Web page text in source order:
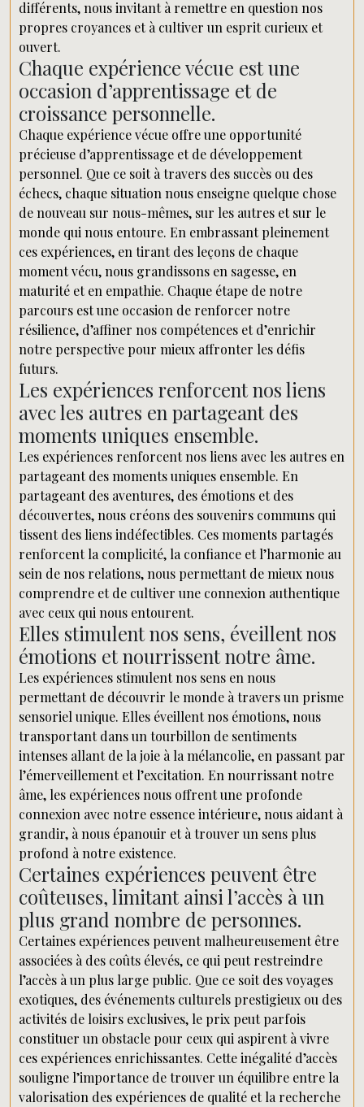
différents, nous invitant à remettre en question nos
propres croyances et à cultiver un esprit curieux et
ouvert.
Chaque expérience vécue est une
occasion d’apprentissage et de
croissance personnelle.
Chaque expérience vécue offre une opportunité
précieuse d’apprentissage et de développement
personnel. Que ce soit à travers des succès ou des
échecs, chaque situation nous enseigne quelque chose
de nouveau sur nous-mêmes, sur les autres et sur le
monde qui nous entoure. En embrassant pleinement
ces expériences, en tirant des leçons de chaque
moment vécu, nous grandissons en sagesse, en
maturité et en empathie. Chaque étape de notre
parcours est une occasion de renforcer notre
résilience, d’affiner nos compétences et d’enrichir
notre perspective pour mieux affronter les défis
futurs.
Les expériences renforcent nos liens
avec les autres en partageant des
moments uniques ensemble.
Les expériences renforcent nos liens avec les autres en
partageant des moments uniques ensemble. En
partageant des aventures, des émotions et des
découvertes, nous créons des souvenirs communs qui
tissent des liens indéfectibles. Ces moments partagés
renforcent la complicité, la confiance et l’harmonie au
sein de nos relations, nous permettant de mieux nous
comprendre et de cultiver une connexion authentique
avec ceux qui nous entourent.
Elles stimulent nos sens, éveillent nos
émotions et nourrissent notre âme.
Les expériences stimulent nos sens en nous
permettant de découvrir le monde à travers un prisme
sensoriel unique. Elles éveillent nos émotions, nous
transportant dans un tourbillon de sentiments
intenses allant de la joie à la mélancolie, en passant par
l’émerveillement et l’excitation. En nourrissant notre
âme, les expériences nous offrent une profonde
connexion avec notre essence intérieure, nous aidant à
grandir, à nous épanouir et à trouver un sens plus
profond à notre existence.
Certaines expériences peuvent être
coûteuses, limitant ainsi l’accès à un
plus grand nombre de personnes.
Certaines expériences peuvent malheureusement être
associées à des coûts élevés, ce qui peut restreindre
l’accès à un plus large public. Que ce soit des voyages
exotiques, des événements culturels prestigieux ou des
activités de loisirs exclusives, le prix peut parfois
constituer un obstacle pour ceux qui aspirent à vivre
ces expériences enrichissantes. Cette inégalité d’accès
souligne l’importance de trouver un équilibre entre la
valorisation des expériences de qualité et la recherche